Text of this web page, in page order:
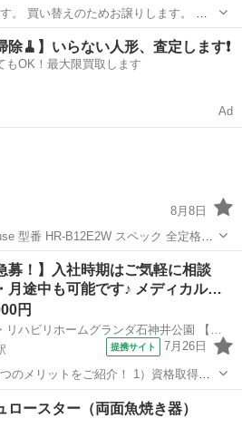
買い替えのためお譲りします。 質
お気軽に聞いていただければと思いま
キッチン家電
除🧹】いらない人形、査定します❗️
もOK！最大限買取します
Ad
8月8日
B12E2W スペック 全定格内
数 2 フリーザー性能 フォースター 製
キッチン家電
募！】入社時期はご気軽に相談
月途中も可能です♪ メディカル…
円
提携サイト 7月26日
担あり！(規定あり) 2）着実にキャリア
ールドが充実！ 3）他社講座も受講
介護
ロースター（両面魚焼き器）